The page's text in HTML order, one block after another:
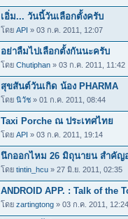
เอิ่ม... วันนี้วันเลือกตั้งครับ
โดย API » 03 ก.ค. 2011, 12:07
อย่าลืมไปเลือกตั้งกันนะครับ
โดย Chutiphan » 03 ก.ค. 2011, 11:42
สุขสันต์วันเกิด น้อง PHARMA
โดย นิวัช » 01 ก.ค. 2011, 08:44
Taxi Porche ณ ประเทศไทย
โดย API » 03 ก.ค. 2011, 19:14
นึกออกไหม 26 มิถุนายน สำคัญ
โดย tintin_hcu » 27 มิ.ย. 2011, 02:35
ANDROID APP. : Talk of the
โดย zartingtong » 03 ก.ค. 2011, 12:24